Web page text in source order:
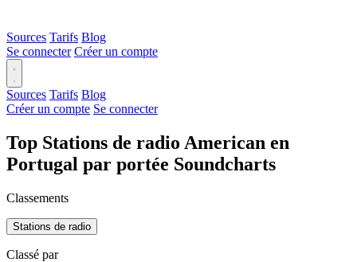
Sources Tarifs Blog
Se connecter Créer un compte
Sources Tarifs Blog
Créer un compte Se connecter
Top Stations de radio American en
Portugal par portée Soundcharts
Classements
Stations de radio
Classé par